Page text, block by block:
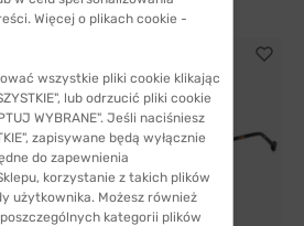
Więcej o plikach cookie -
wszystkie pliki cookie klikając
lub odrzucić pliki cookie
WYBRANE". Jeśli naciśniesz
zapisywane będą wyłącznie
do zapewnienia
korzystanie z takich plików
użytkownika. Możesz również
kategorii plików